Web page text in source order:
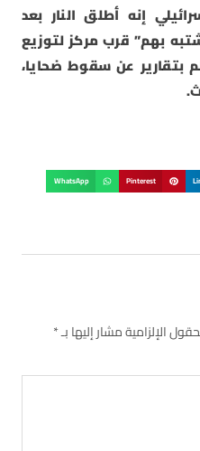
إنه أطلق النار بعد
بهم” قرب مركز لتوزيع
بتقارير عن سقوط ضحايا،
Pinterest
WhatsApp
الإلزامية مشار إليها بـ*